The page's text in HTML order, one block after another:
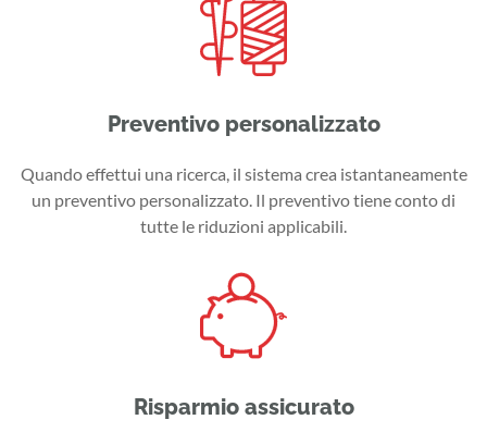
Preventivo personalizzato
Quando effettui una ricerca, il sistema crea istantaneamente
un preventivo personalizzato. Il preventivo tiene conto di
tutte le riduzioni applicabili.
Risparmio assicurato